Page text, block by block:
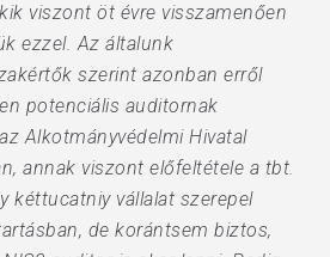
viszont öt évre visszamenően
ezzel. Az általunk
szerint azonban erről
potenciális auditornak
Alkotmányvédelmi Hivatal
annak viszont előfeltétele a tbt.
kéttucatniy vállalat szerepel
de korántsem biztos,